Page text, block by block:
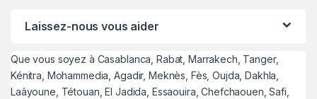
Laissez-nous vous aider
Que vous soyez à Casablanca, Rabat, Marrakech, Tanger,
Kénitra, Mohammedia, Agadir, Meknès, Fès, Oujda, Dakhla,
Laâyoune, Tétouan, El Jadida, Essaouira, Chefchaouen, Safi,